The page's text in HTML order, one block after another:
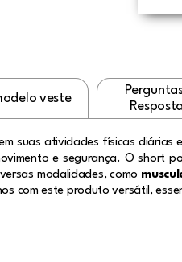
veste
suas atividades físicas diárias
e segurança. O short
modalidades, como
com este produto versátil,